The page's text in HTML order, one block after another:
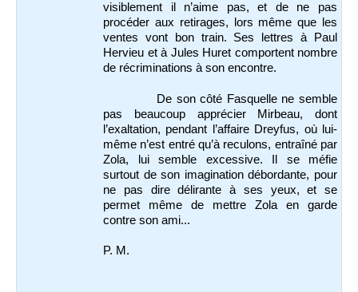
visiblement il n’aime pas, et de ne pas
procéder aux retirages, lors même que les
ventes vont bon train. Ses lettres à Paul
Hervieu et à Jules Huret comportent nombre
de récriminations à son encontre.
De son côté Fasquelle ne semble
pas beaucoup apprécier Mirbeau, dont
l’exaltation, pendant l’affaire Dreyfus, où lui-
même n’est entré qu’à reculons, entraîné par
Zola, lui semble excessive. Il se méfie
surtout de son imagination débordante, pour
ne pas dire délirante à ses yeux, et se
permet même de mettre Zola en garde
contre son ami...
P. M.